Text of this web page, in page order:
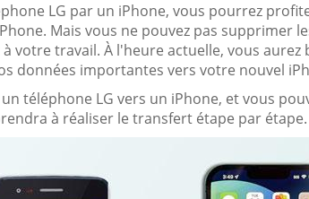
LG par un iPhone, vous pourrez
Mais vous ne pouvez pas supprimer
votre travail. À l'heure actuelle, vous
données importantes vers votre nouvel
téléphone LG vers un iPhone, et vous
à réaliser le transfert étape par